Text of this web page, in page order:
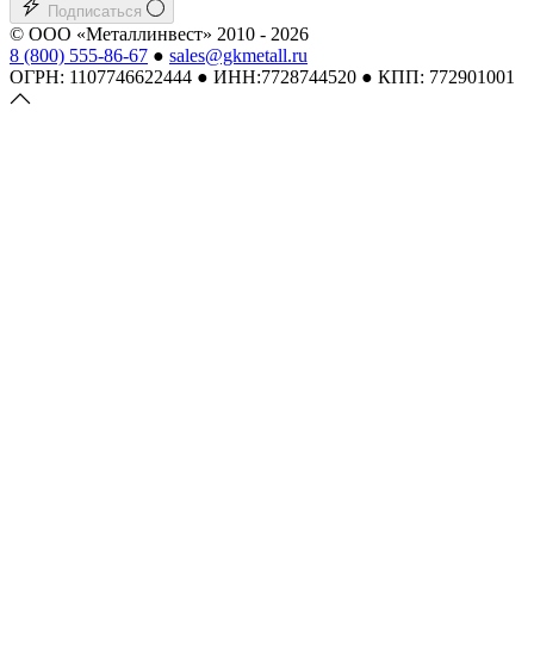
Подписаться
© ООО «Металлинвест» 2010 - 2026
8 (800) 555-86-67 ● sales@gkmetall.ru
ОГРН: 1107746622444 ● ИНН:7728744520 ● КПП: 772901001